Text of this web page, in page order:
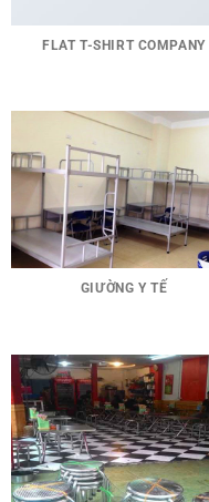
FLAT T-SHIRT COMPANY
GIƯỜNG Y TẾ